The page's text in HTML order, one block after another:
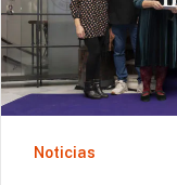
dignifica
y
visibiliza
la
trayectoria
Noticias